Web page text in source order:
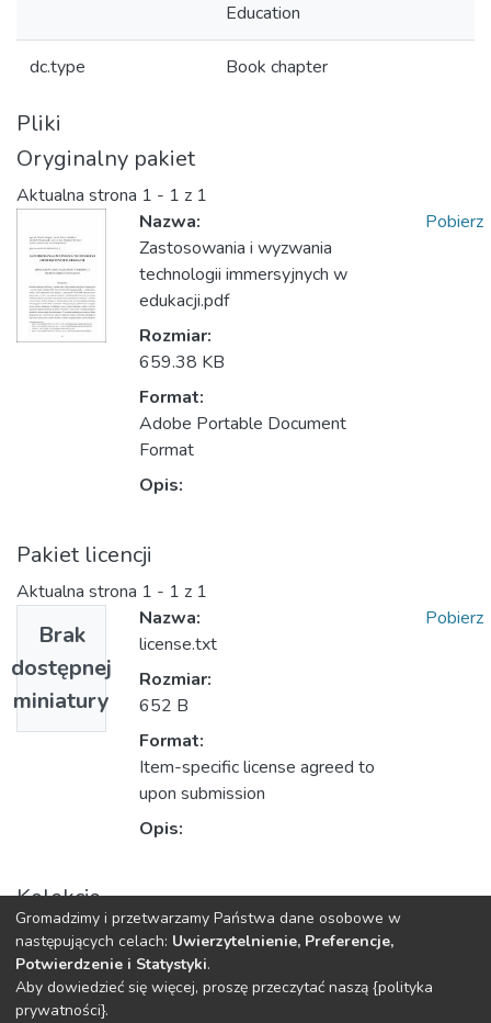
Education
dc.type Book chapter
Pliki
Oryginalny pakiet
Aktualna strona 1 - 1 z 1
Nazwa:
Zastosowania i wyzwania
technologii immersyjnych w
edukacji.pdf
Rozmiar:
659.38 KB
Format:
Adobe Portable Document
Format
Opis:
Pobierz
Pakiet licencji
Aktualna strona 1 - 1 z 1
Brak
dostępnej
miniatury
Nazwa:
license.txt
Rozmiar:
652 B
Format:
Item-specific license agreed to
upon submission
Opis:
Pobierz
Kolekcje
Książki/rozdziały (WU)
DSpace software
Gromadzimy i przetwarzamy Państwa dane osobowe w
następujących celach: Uwierzytelnienie, Preferencje,
Potwierdzenie i Statystyki.
Aby dowiedzieć się więcej, proszę przeczytać naszą {polityka
prywatności}.